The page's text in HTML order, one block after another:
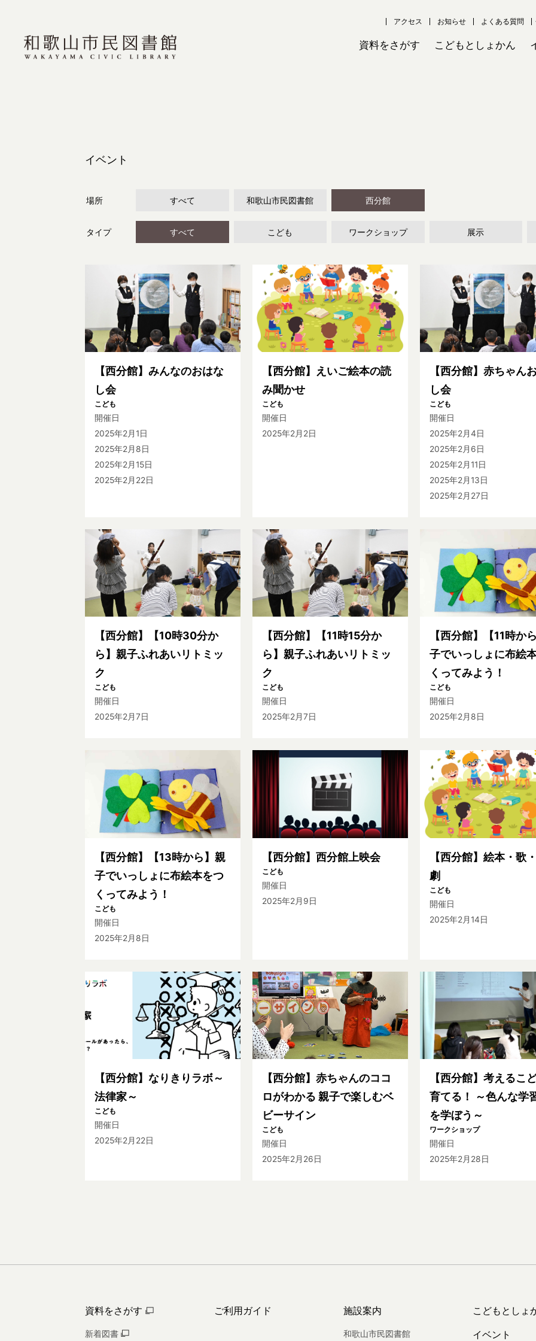
アクセス お知らせ よくある質問
資料をさがす こどもとしょかん
イベント
場所 すべて 和歌山市民図書館 西分館
タイプ すべて こども ワークショップ 展示
【西分館】みんなのおはな
し会
こども
開催日
2025年2月1日
2025年2月8日
2025年2月15日
2025年2月22日
【西分館】えいご絵本の読
み聞かせ
こども
開催日
2025年2月2日
【西分館】赤ちゃん
し会
こども
開催日
2025年2月4日
2025年2月6日
2025年2月11日
2025年2月13日
2025年2月27日
【西分館】【10時30分か
ら】親子ふれあいリトミッ
ク
こども
開催日
2025年2月7日
【西分館】【11時15分か
ら】親子ふれあいリトミッ
ク
こども
開催日
2025年2月7日
【西分館】【11時か
子でいっしょに布絵
くってみよう！
こども
開催日
2025年2月8日
【西分館】【13時から】親
子でいっしょに布絵本をつ
くってみよう！
こども
開催日
2025年2月8日
【西分館】西分館上映会
こども
開催日
2025年2月9日
【西分館】絵本・歌
劇
こども
開催日
2025年2月14日
【西分館】なりきりラボ～
法律家～
こども
開催日
2025年2月22日
【西分館】赤ちゃんのココ
ロがわかる 親子で楽しむベ
ビーサイン
こども
開催日
2025年2月26日
【西分館】考えるこ
育てる！ ～色んな学
を学ぼう～
ワークショップ
開催日
2025年2月28日
資料をさがす
新着図書
ご利用ガイド 施設案内
和歌山市民図書館
こどもとしょ
イベント